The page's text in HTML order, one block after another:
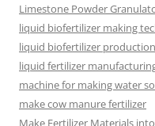
Limestone Powder
liquid biofertilizer making
liquid biofertilizer production
liquid fertilizer
machine for making water
make cow manure fertilizer
Make Fertilizer Materials